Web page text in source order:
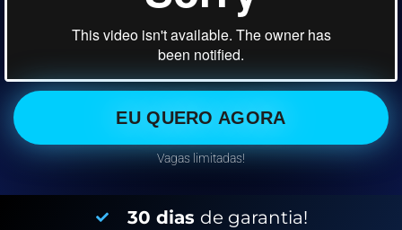
EU QUERO AGORA
Vagas limitadas!
30 dias de garantia!